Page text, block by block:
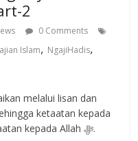
2
0 Comments
Islam, NgajiHadis,
melalui lisan dan
hadis pada hakikatnya adalah ketaatan kepada Allah ﷻ.